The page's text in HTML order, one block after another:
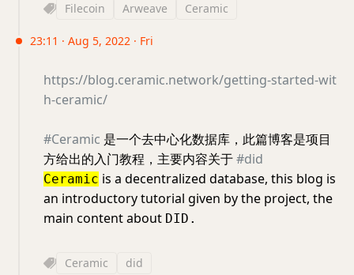
Filecoin Arweave Ceramic
23:11 · Aug 5, 2022 · Fri
https://blog.ceramic.network/getting-started-wit
h-ceramic/
#Ceramic 是一个去中心化数据库，此篇博客是项目
方给出的入门教程，主要内容关于#did
Ceramic is a decentralized database, this blog is
an introductory tutorial given by the project, the
main content about DID.
Ceramic did